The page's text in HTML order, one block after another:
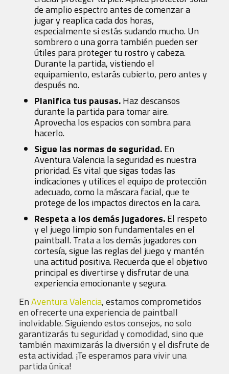
de amplio espectro antes de comenzar a
jugar y reaplica cada dos horas,
especialmente si estás sudando mucho. Un
sombrero o una gorra también pueden ser
útiles para proteger tu rostro y cabeza.
Durante la partida, vistiendo el
equipamiento, estarás cubierto, pero antes y
después no.
Planifica tus pausas.Haz descansos
durante la partida para tomar aire.
Aprovecha los espacios con sombra para
hacerlo.
Sigue las normas de seguridad.En
Aventura Valencia la seguridad es nuestra
prioridad. Es vital que sigas todas las
indicaciones y utilices el equipo de protección
adecuado, como la máscara facial, que te
protege de los impactos directos en la cara.
Respeta a los demás jugadores.El respeto
y el juego limpio son fundamentales en el
paintball. Trata a los demás jugadores con
cortesía, sigue las reglas del juego y mantén
una actitud positiva. Recuerda que el objetivo
principal es divertirse y disfrutar de una
experiencia emocionante y segura.
EnAventura Valencia, estamos comprometidos
en ofrecerte una experiencia de paintball
inolvidable. Siguiendo estos consejos, no solo
garantizarás tu seguridad y comodidad, sino que
también maximizarás la diversión y el disfrute de
esta actividad. ¡Te esperamos para vivir una
partida única!